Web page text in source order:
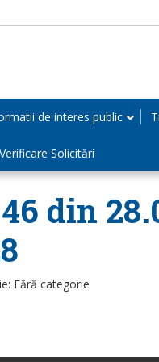
de interes public
Verificare Solicitări
din
Fără categorie